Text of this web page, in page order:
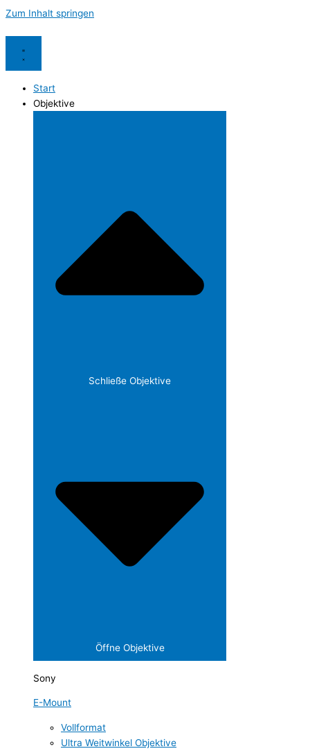
Zum Inhalt springen
Start
Objektive
Schließe Objektive
Öffne Objektive
Sony
E-Mount
Vollformat
Ultra Weitwinkel Objektive